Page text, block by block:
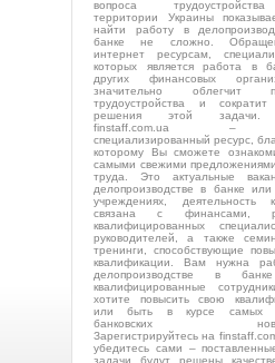
вопроса
территории Украины
найти работу в
банке не сложно.
интернет ресурсам,
которых является работа в
других финансовых
значительно облегчит
трудоустройства и
решения этой задачи.
finstaff.com.ua –
специализированный ресурс,
которому Вы сможете
самыми свежими
труда. Это актуальные
делопроизводстве в банке или
учреждениях, деятельность
связана с финансами,
квалифицированных
руководителей, а также
тренинги, способствующие
квалификации. Вам нужна
делопроизводстве в
квалифицированные
хотите повысить свою
или быть в курсе самых
банковских
Зарегистрируйтесь на
убедитесь сами –
задачи будут решены